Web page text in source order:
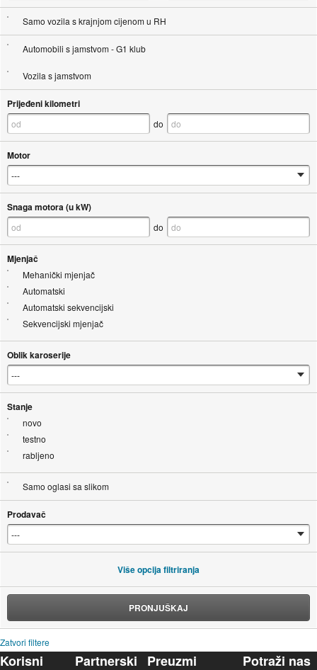
Samo vozila s krajnjom cijenom u RH
Automobili s jamstvom - G1 klub
Vozila s jamstvom
Prijeđeni kilometri
do
Motor
Snaga motora (u kW)
do
Mjenjač
Mehanički mjenjač
Automatski
Automatski sekvencijski
Sekvencijski mjenjač
Oblik karoserije
Stanje
novo
testno
rabljeno
Samo oglasi sa slikom
Prodavač
Više opcija filtriranja
PRONJUŠKAJ
Zatvori filtere
Korisni Partnerski Preuzmi Potraži nas